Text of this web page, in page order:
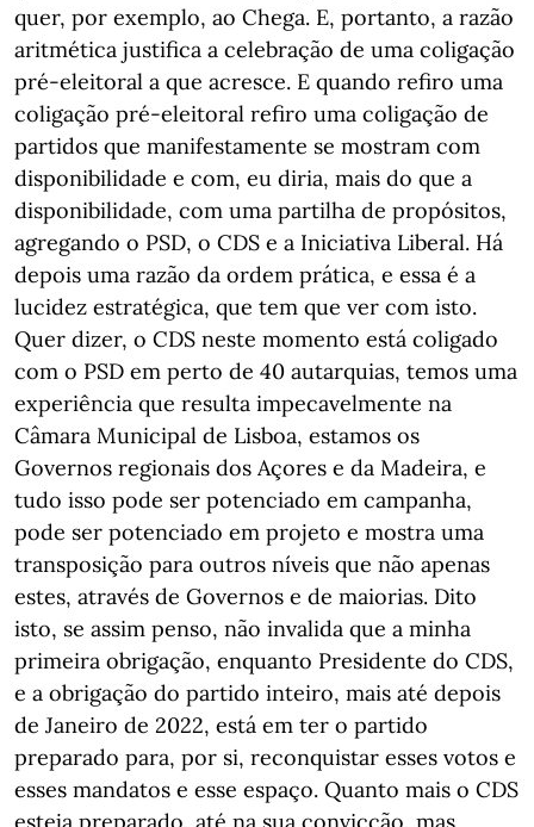
quer, por exemplo, ao Chega. E, portanto, a razão
aritmética justifica a celebração de uma coligação
pré-eleitoral a que acresce. E quando refiro uma
coligação pré-eleitoral refiro uma coligação de
partidos que manifestamente se mostram com
disponibilidade e com, eu diria, mais do que a
disponibilidade, com uma partilha de propósitos,
agregando o PSD, o CDS e a Iniciativa Liberal. Há
depois uma razão da ordem prática, e essa é a
lucidez estratégica, que tem que ver com isto.
Quer dizer, o CDS neste momento está coligado
com o PSD em perto de 40 autarquias, temos uma
experiência que resulta impecavelmente na
Câmara Municipal de Lisboa, estamos os
Governos regionais dos Açores e da Madeira, e
tudo isso pode ser potenciado em campanha,
pode ser potenciado em projeto e mostra uma
transposição para outros níveis que não apenas
estes, através de Governos e de maiorias. Dito
isto, se assim penso, não invalida que a minha
primeira obrigação, enquanto Presidente do CDS,
e a obrigação do partido inteiro, mais até depois
de Janeiro de 2022, está em ter o partido
preparado para, por si, reconquistar esses votos e
esses mandatos e esse espaço. Quanto mais o CDS